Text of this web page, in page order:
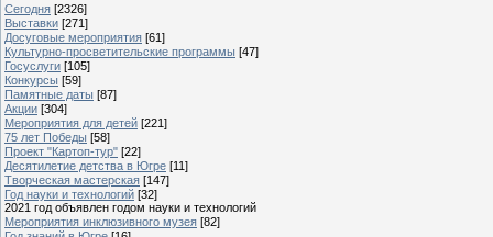
Сегодня [2326]
Выставки [271]
Досуговые мероприятия [61]
Культурно-просветительские программы [47]
Госуслуги [105]
Конкурсы [59]
Памятные даты [87]
Акции [304]
Мероприятия для детей [221]
75 лет Победы [58]
Проект "Картоп-тур" [22]
Десятилетие детства в Югре [11]
Творческая мастерская [147]
Год науки и технологий [32]
2021 год объявлен годом науки и технологий
Мероприятия инклюзивного музея [82]